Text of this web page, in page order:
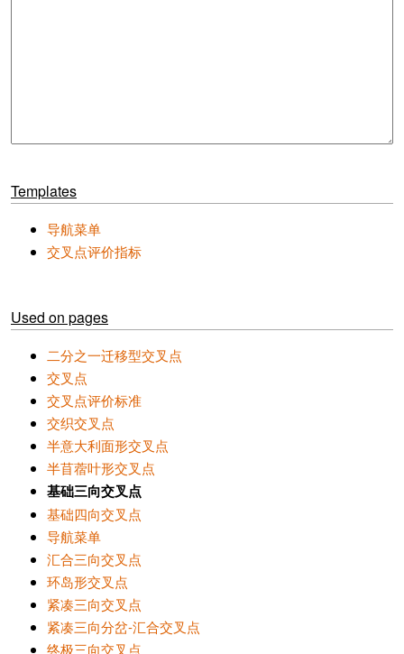
Templates
导航菜单
交叉点评价指标
Used on pages
二分之一迁移型交叉点
交叉点
交叉点评价标准
交织交叉点
半意大利面形交叉点
半苜蓿叶形交叉点
基础三向交叉点
基础四向交叉点
导航菜单
汇合三向交叉点
环岛形交叉点
紧凑三向交叉点
紧凑三向分岔-汇合交叉点
终极三向交叉点